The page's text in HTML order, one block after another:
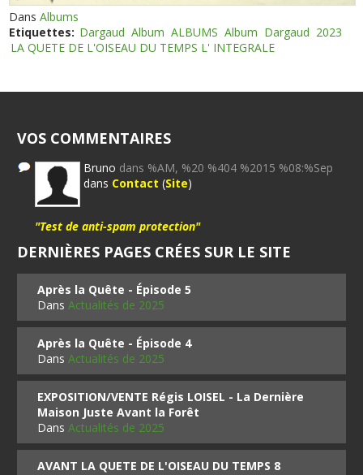
DansAlbums
Etiquettes: Dargaud Album ALBUMS Album Dargaud 2023
LA QUETE DE L'OISEAU DU TEMPS L' INTEGRALE
VOS COMMENTAIRES
Bruno dans %AM, %20 %404 %2015 %08:%Sep
dans Contact (Site)
"Test de anti-spam protection"
DERNIÈRES PAGES CRÉES SUR LE SITE
Après la Quête - Épisode 5
DansActualités de 2025
Après la Quête - Épisode 4
DansActualités de 2025
EXPOSITION/VENTE Régis LOISEL - La Dernière
Maison Juste Avant la Forêt
DansActualités de 2025
AVANT LA QUETE DE L'OISEAU DU TEMPS 8